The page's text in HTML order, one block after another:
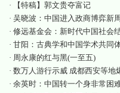
·
【特稿】郭文贵夺富记
· 吴晓波：中国进入政商博弈新
· 修远基金会：新时代中国社会
· 甘阳：古典学和中国学术共同
· 周永康的红与黑(一至五)
· 数万人游行示威 成都西安等地
· 余英时：中国转一个身非常困